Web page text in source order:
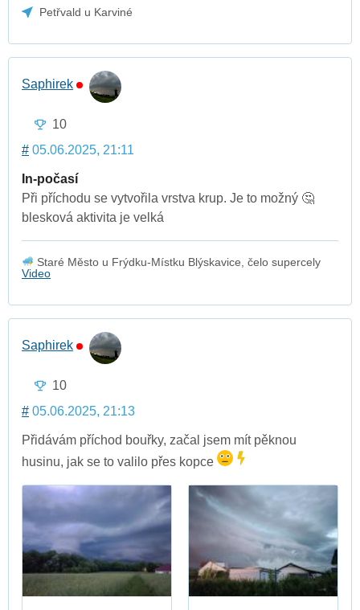
Petřvald u Karviné
Saphirek
10
# 05.06.2025, 21:11
In-počasí
Při příchodu se vytvořila vrstva krup. Je to možný 🤔
blesková aktivita je velká
Staré Město u Frýdku-Místku Blýskavice, čelo supercely
Video
Saphirek
10
# 05.06.2025, 21:13
Přidávám příchod bouřky, začal jsem mít pěknou
husinu, jak se to valilo přes kopce